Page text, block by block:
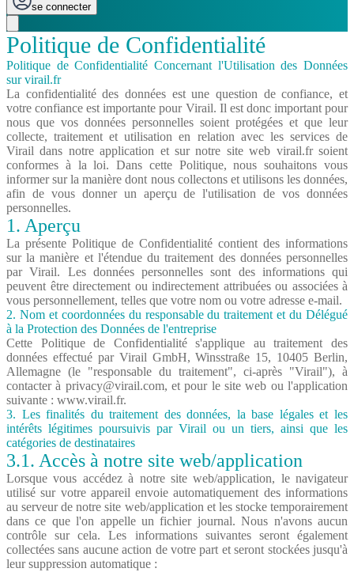
se connecter
Politique de Confidentialité
Politique de Confidentialité Concernant l'Utilisation des Données
sur virail.fr
La confidentialité des données est une question de confiance, et
votre confiance est importante pour Virail. Il est donc important pour
nous que vos données personnelles soient protégées et que leur
collecte, traitement et utilisation en relation avec les services de
Virail dans notre application et sur notre site web virail.fr soient
conformes à la loi. Dans cette Politique, nous souhaitons vous
informer sur la manière dont nous collectons et utilisons les données,
afin de vous donner un aperçu de l'utilisation de vos données
personnelles.
1. Aperçu
La présente Politique de Confidentialité contient des informations
sur la manière et l'étendue du traitement des données personnelles
par Virail. Les données personnelles sont des informations qui
peuvent être directement ou indirectement attribuées ou associées à
vous personnellement, telles que votre nom ou votre adresse e-mail.
2. Nom et coordonnées du responsable du traitement et du Délégué
à la Protection des Données de l'entreprise
Cette Politique de Confidentialité s'applique au traitement des
données effectué par Virail GmbH, Winsstraße 15, 10405 Berlin,
Allemagne (le "responsable du traitement", ci-après "Virail"), à
contacter à privacy@virail.com, et pour le site web ou l'application
suivante : www.virail.fr.
3. Les finalités du traitement des données, la base légales et les
intérêts légitimes poursuivis par Virail ou un tiers, ainsi que les
catégories de destinataires
3.1. Accès à notre site web/application
Lorsque vous accédez à notre site web/application, le navigateur
utilisé sur votre appareil envoie automatiquement des informations
au serveur de notre site web/application et les stocke temporairement
dans ce que l'on appelle un fichier journal. Nous n'avons aucun
contrôle sur cela. Les informations suivantes seront également
collectées sans aucune action de votre part et seront stockées jusqu'à
leur suppression automatique :